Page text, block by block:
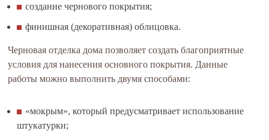
создание чернового покрытия;
финишная (декоративная) облицовка.
Черновая отделка дома позволяет создать благоприятные
условия для нанесения основного покрытия. Данные
работы можно выполнить двумя способами:
«мокрым», который предусматривает использование
штукатурки;